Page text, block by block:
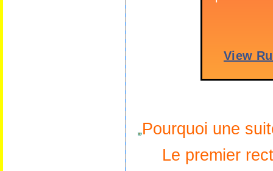
Pourquoi une
Le premier